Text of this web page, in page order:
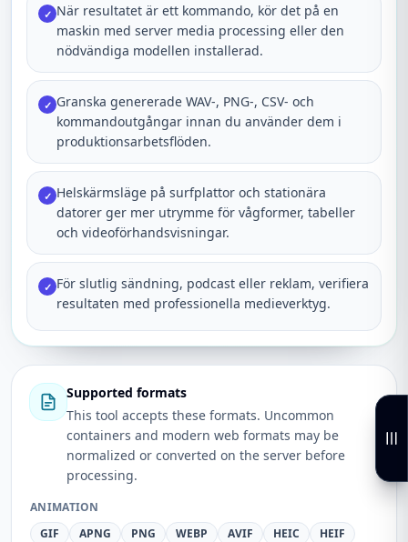
✓ När resultatet är ett kommando, kör det på en
maskin med server media processing eller den
nödvändiga modellen installerad.
✓ Granska genererade WAV-, PNG-, CSV- och
kommandoutgångar innan du använder dem i
produktionsarbetsflöden.
✓ Helskärmsläge på surfplattor och stationära
datorer ger mer utrymme för vågformer, tabeller
och videoförhandsvisningar.
✓ För slutlig sändning, podcast eller reklam, verifiera
resultaten med professionella medieverktyg.
Supported formats
This tool accepts these formats. Uncommon
containers and modern web formats may be
normalized or converted on the server before
processing.
ANIMATION
GIF
APNG PNG WEBP AVIF HEIC HEIF